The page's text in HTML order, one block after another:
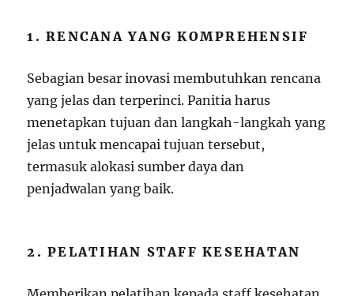
1. RENCANA YANG KOMPREHENSIF
Sebagian besar inovasi membutuhkan rencana
yang jelas dan terperinci. Panitia harus
menetapkan tujuan dan langkah-langkah yang
jelas untuk mencapai tujuan tersebut,
termasuk alokasi sumber daya dan
penjadwalan yang baik.
2. PELATIHAN STAFF KESEHATAN